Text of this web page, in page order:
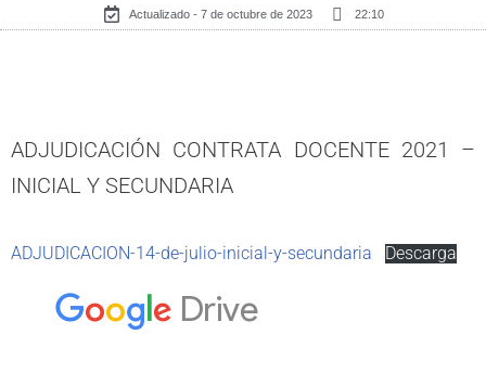
Actualizado - 7 de octubre de 2023 22:10
ADJUDICACIÓN CONTRATA DOCENTE 2021 –
INICIAL Y SECUNDARIA
ADJUDICACION-14-de-julio-inicial-y-secundaria Descarga